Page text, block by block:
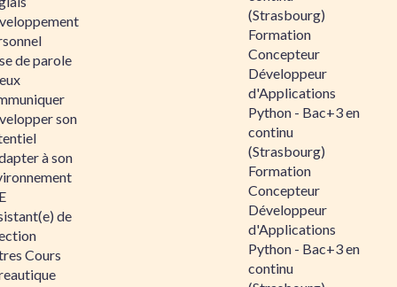
de parole
son
à son
de
Cours
(Strasbourg)
Formation
Concepteur
Développeur
d'Applications
Python - Bac+3 en
continu
(Strasbourg)
Formation
Concepteur
Développeur
d'Applications
Python - Bac+3 en
continu